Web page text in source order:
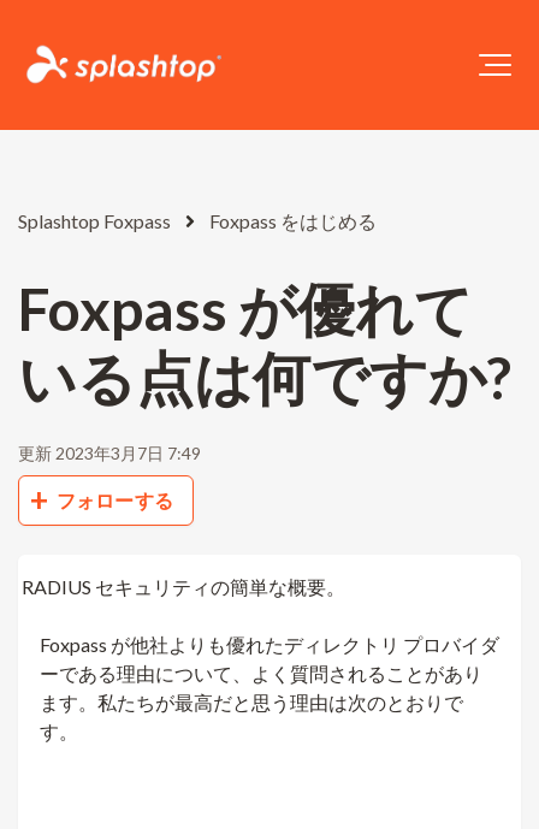
Splashtop Foxpass Foxpass をはじめる
Foxpass が優れて
いる点は何ですか?
更新 2023年3月7日 7:49
フォローする 0人がフォロー中
RADIUS セキュリティの簡単な概要。
Foxpass が他社よりも優れたディレクトリ プロバイダ
ーである理由について、よく質問されることがあり
ます。私たちが最高だと思う理由は次のとおりで
す。